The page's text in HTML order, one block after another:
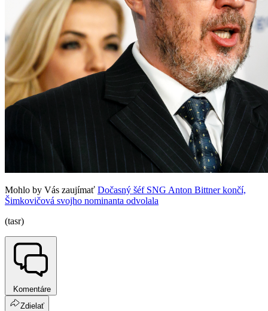
Mohlo by Vás zaujímať Dočasný šéf SNG Anton Bittner končí,
Šimkovičová svojho nominanta odvolala
(tasr)
Komentáre
Zdielať